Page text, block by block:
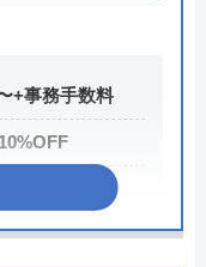
技術力で高品質
る
+事務手数料